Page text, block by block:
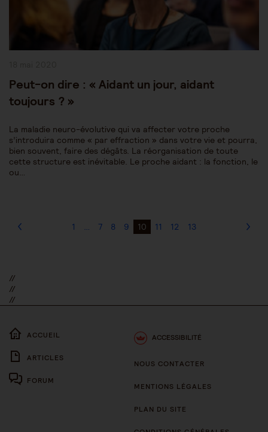
Peut-on dire : « Aidant un jour, aidant
toujours ? »
La maladie neuro-évolutive qui va affecter votre proche
s’introduira comme « par effraction » dans votre vie et pourra,
bien souvent, faire des dégâts. La réorganisation de toute
cette structure est inévitable. Le proche aidant : la fonction, le
ou…
1 … 7 8 9 10 11 12 13
//
//
//
ACCUEIL
ARTICLES
FORUM
ACCESSIBILITÉ
NOUS CONTACTER
MENTIONS LÉGALES
PLAN DU SITE